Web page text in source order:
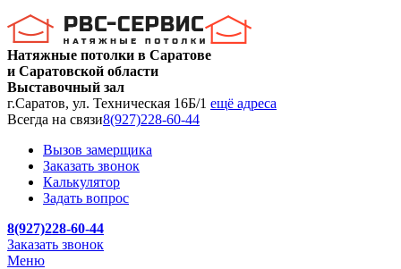
Натяжные потолки в Саратове
и Саратовской области
Выставочный зал
г.Саратов, ул. Техническая 16Б/1 ещё адреса
Всегда на связи8(927)228-60-44
Вызов замерщика
Заказать звонок
Калькулятор
Задать вопрос
8(927)228-60-44
Заказать звонок
Меню